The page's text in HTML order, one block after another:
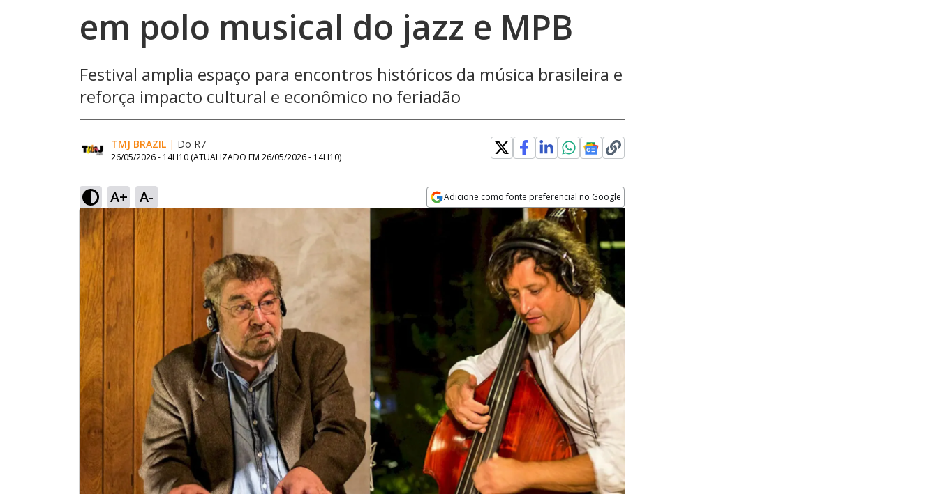
em polo musical do jazz e MPB
Festival amplia espaço para encontros históricos da música brasileira e
reforça impacto cultural e econômico no feriadão
TMJ BRAZIL | Do R7
26/05/2026 - 14H10 (ATUALIZADO EM 26/05/2026 - 14H10)
A+ A- Adicione como fonte preferencial no Google
Opens in new window